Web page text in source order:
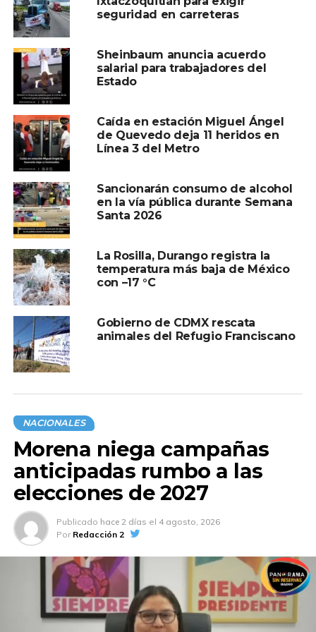
Cofepris autoriza molécula nueva para tratar
cáncer de próstata
seguridad en carreteras
Sheinbaum anuncia acuerdo
salarial para trabajadores del
Estado
Caída en estación Miguel Ángel
de Quevedo deja 11 heridos en
Línea 3 del Metro
Sancionarán consumo de alcohol
en la vía pública durante Semana
Santa 2026
La Rosilla, Durango registra la
temperatura más baja de México
con –17 °C
Gobierno de CDMX rescata
animales del Refugio Franciscano
NACIONALES
Morena niega campañas
anticipadas rumbo a las
elecciones de 2027
Publicado hace 2 días el 4 agosto, 2026
Por Redacción 2